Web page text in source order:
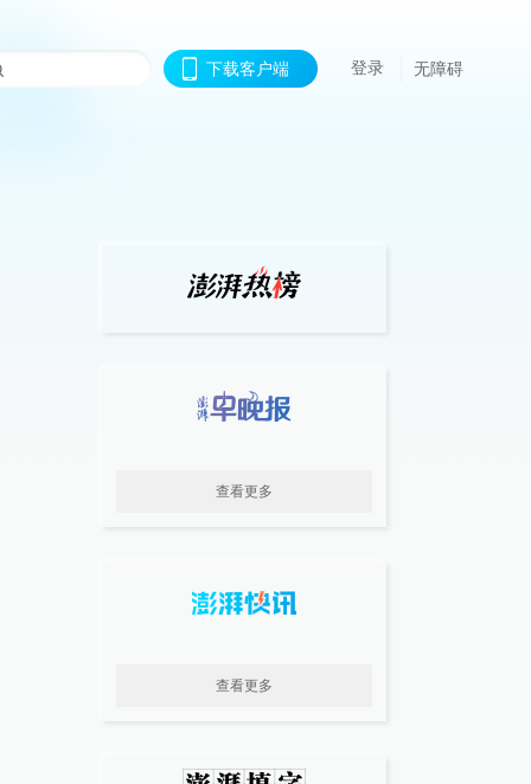
下载客户端 登录 无障碍
查看更多
查看更多